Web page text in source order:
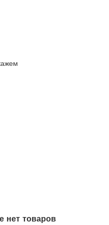
нет товаров